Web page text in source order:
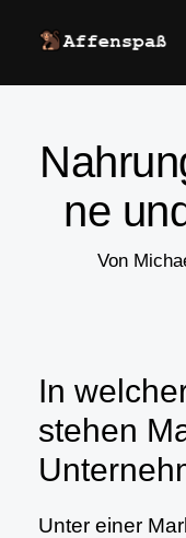
ne
Von
In
stehen
Unter einer